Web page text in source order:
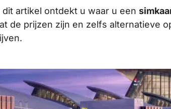
dit artikel ontdekt u waar u een
de prijzen zijn en zelfs alternatieve